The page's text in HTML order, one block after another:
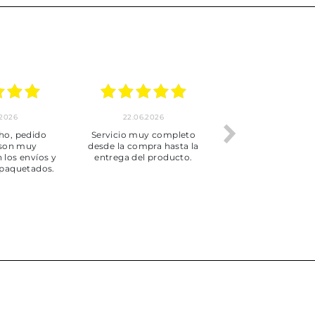
pedido
muy
los envíos y
22.06.2026
Servicio muy completo
desde la compra hasta la
entrega del producto.